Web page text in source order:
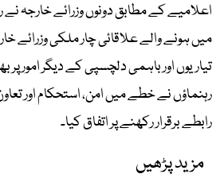
اعلامیے کے مطابق دونوں وزرائے خارجہ
تیاریوں اور باہمی دلچسپی کے دیگر امور پر
رہنماؤں نے خطے میں امن، استحکام اور
رابطے برقرار رکھنے پر اتفاق کیا۔
مزید پڑھیں